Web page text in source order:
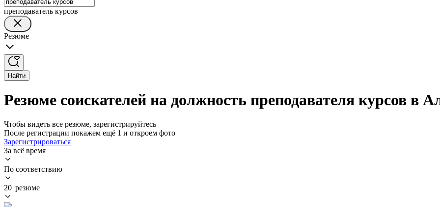
преподаватель курсов
Резюме
Найти
Резюме соискателей на должность преподавателя курсов в
Чтобы видеть все резюме, зарегистрируйтесь
После регистрации покажем ещё 1 и откроем фото
Зарегистрироваться
За всё время
По соответствию
20 резюме